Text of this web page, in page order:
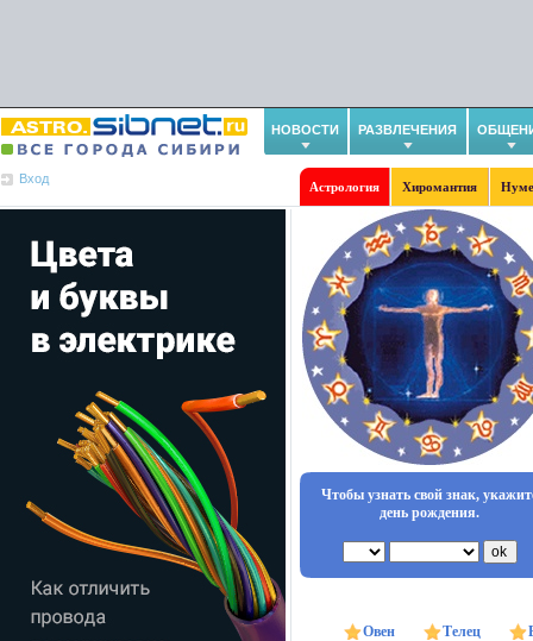
НОВОСТИ РАЗВЛЕЧЕНИЯ
Вход
Астрология Хиромантия
Чтобы узнать свой знак,
день рождения.
Овен Телец